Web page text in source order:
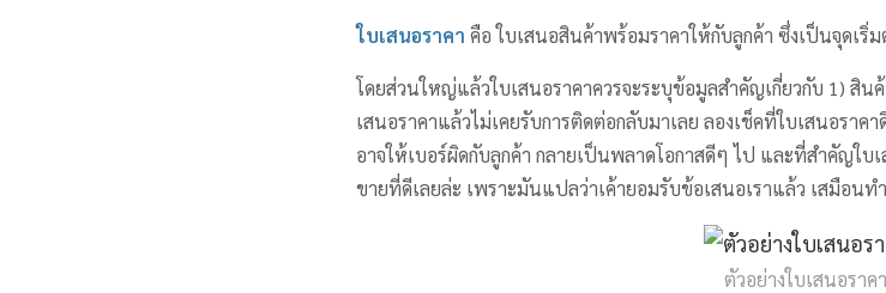
ใบเสนอราคา คือ ใบเสนอสินค้าพร้อมราคาให้กับลูกค้า ซึ่งเป็นจุดเริ่
โดยส่วนใหญ่แล้วใบเสนอราคาควรจะระบุข้อมูลสำคัญเกี่ยวกับ 1) สิน
เสนอราคาแล้วไม่เคยรับการติดต่อกลับมาเลย ลองเช็คที่ใบเสนอรา
อาจให้เบอร์ผิดกับลูกค้า กลายเป็นพลาดโอกาสดีๆ ไป และที่สำคัญใ
ขายที่ดีเลยล่ะ เพราะมันแปลว่าเค้ายอมรับข้อเสนอเราแล้ว เสมือนท
ตัวอย่างใบเสนอราคา